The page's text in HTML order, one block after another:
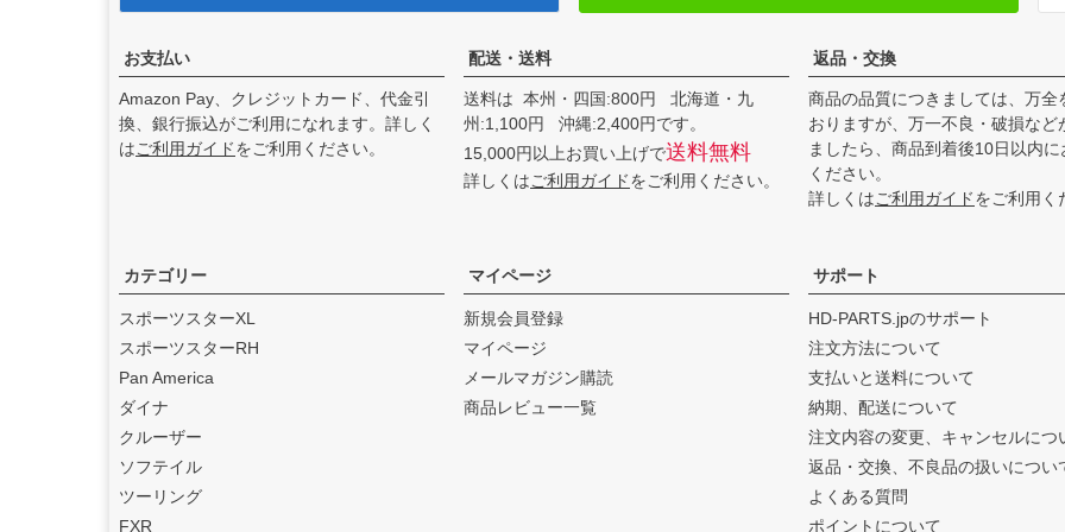
た。
feture ヘルメット（フュー
チャーヘルメット）の取り
扱いを始めました。
ました。
2024.12
s（ブローパフォーマンスエ
キゾースト）
始めました。
2024.11
By City（バイ シティ）
本総代理店となりました。
お支払い
Amazon Pay、クレジットカード、代金引
換、銀行振込がご利用になれます。詳しく
はご利用ガイドをご利用ください。
配送・送料
送料は 本州・四国:800円 北海道・九
州:1,100円 沖縄:2,400円です。
15,000円以上お買い上げで送料無料
詳しくはご利用ガイドをご利用ください。
返品・交換
商品の品質につきましては、万全
おりますが、万一不良・破損など
ましたら、商品到着後10日以内
ください。
詳しくはご利用ガイドをご利用く
カテゴリー
スポーツスターXL
スポーツスターRH
Pan America
ダイナ
クルーザー
ソフテイル
ツーリング
FXR
マイページ
新規会員登録
マイページ
メールマガジン購読
商品レビュー一覧
サポート
HD-PARTS.jpのサポート
注文方法について
支払いと送料について
納期、配送について
注文内容の変更、キャンセルにつ
返品・交換、不良品の扱いについ
よくある質問
ポイントについて